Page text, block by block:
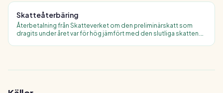
Skatteåterbäring
Återbetalning från Skatteverket om den preliminärskatt som
dragits under året var för hög jämfört med den slutliga skatten.